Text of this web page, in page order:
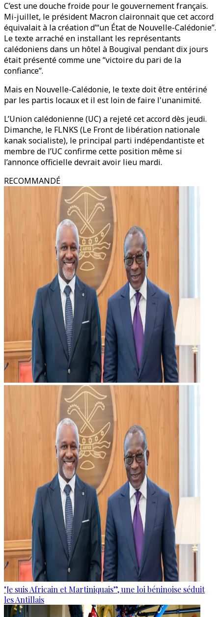
C’est une douche froide pour le gouvernement français.
Mi-juillet, le président Macron claironnait que cet accord
équivalait à la création d’“un État de Nouvelle-Calédonie”.
Le texte arraché en installant les représentants
calédoniens dans un hôtel à Bougival pendant dix jours
était présenté comme une “victoire du pari de la
confiance”.
Mais en Nouvelle-Calédonie, le texte doit être entériné
par les partis locaux et il est loin de faire l'unanimité.
L’Union calédonienne (UC) a rejeté cet accord dès jeudi.
Dimanche, le FLNKS (Le Front de libération nationale
kanak socialiste), le principal parti indépendantiste et
membre de l’UC confirme cette position même si
l’annonce officielle devrait avoir lieu mardi.
RECOMMANDÉ
"Je suis Africain et Martiniquais”, une loi béninoise séduit
les Antillais